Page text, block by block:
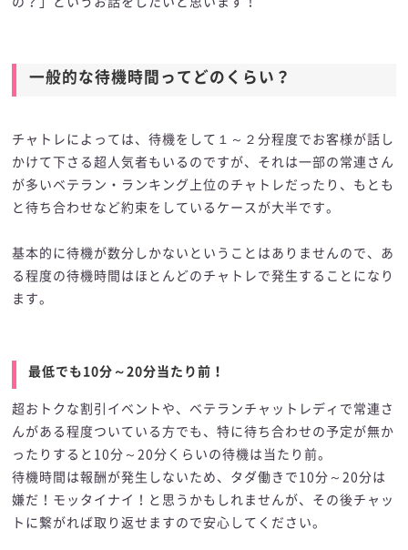
一般的な待機時間ってどのくらい？
チャトレによっては、待機をして１～２分程度でお客様が話し
かけて下さる超人気者もいるのですが、それは一部の常連さん
が多いベテラン・ランキング上位のチャトレだったり、もとも
と待ち合わせなど約束をしているケースが大半です。
基本的に待機が数分しかないということはありませんので、あ
る程度の待機時間はほとんどのチャトレで発生することになり
ます。
最低でも10分～20分当たり前！
超おトクな割引イベントや、ベテランチャットレディで常連さ
んがある程度ついている方でも、特に待ち合わせの予定が無か
ったりすると10分～20分くらいの待機は当たり前。
待機時間は報酬が発生しないため、タダ働きで10分～20分は
嫌だ！モッタイナイ！と思うかもしれませんが、その後チャッ
トに繋がれば取り返せますので安心してください。